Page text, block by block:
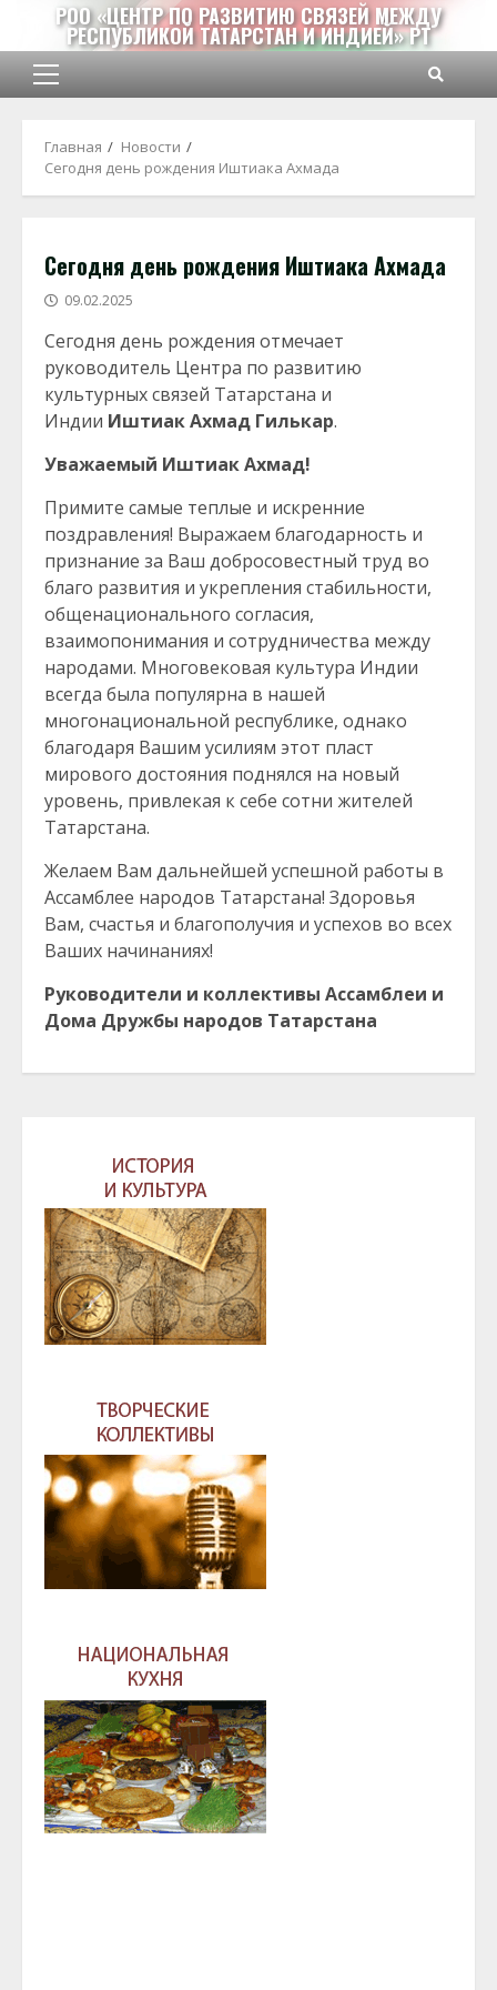
Перейти
содержимому
РОО «ЦЕНТР ПО РАЗВИТИЮ СВЯЗЕЙ МЕЖДУ
РЕСПУБЛИКОЙ ТАТАРСТАН И ИНДИЕЙ» РТ
Основное
Главная
Новости
Сегодня день рождения Иштиака Ахмада
Сегодня день рождения Иштиака Ахмада
09.02.2025
Сегодня день рождения отмечает
руководитель Центра по развитию
культурных связей Татарстана и
Индии Иштиак Ахмад Гилькар.
Уважаемый Иштиак Ахмад!
Примите самые теплые и искренние
поздравления! Выражаем благодарность и
признание за Ваш добросовестный труд во
благо развития и укрепления стабильности,
общенационального согласия,
взаимопонимания и сотрудничества между
народами. Многовековая культура Индии
всегда была популярна в нашей
многонациональной республике, однако
благодаря Вашим усилиям этот пласт
мирового достояния поднялся на новый
уровень, привлекая к себе сотни жителей
Татарстана.
Желаем Вам дальнейшей успешной работы в
Ассамблее народов Татарстана! Здоровья
Вам, счастья и благополучия и успехов во всех
Ваших начинаниях!
Руководители и коллективы Ассамблеи и
Дома Дружбы народов Татарстана